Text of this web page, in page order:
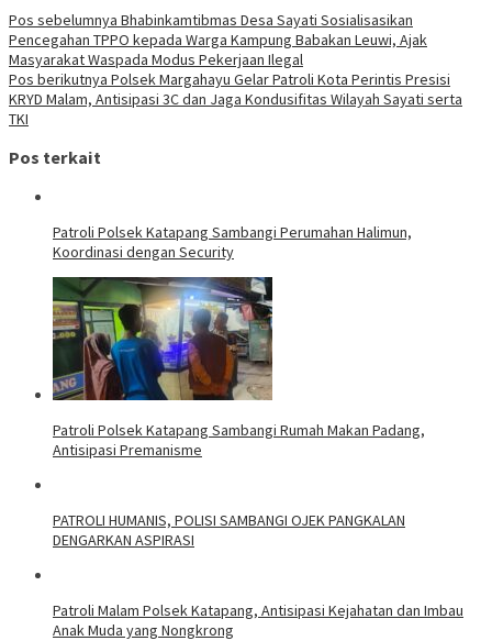
Pos sebelumnya Bhabinkamtibmas Desa Sayati Sosialisasikan
Pencegahan TPPO kepada Warga Kampung Babakan Leuwi, Ajak
Masyarakat Waspada Modus Pekerjaan Ilegal
Pos berikutnya Polsek Margahayu Gelar Patroli Kota Perintis Presisi
KRYD Malam, Antisipasi 3C dan Jaga Kondusifitas Wilayah Sayati serta
TKI
Pos terkait
‎Patroli Polsek Katapang Sambangi Perumahan Halimun,
Koordinasi dengan Security
‎Patroli Polsek Katapang Sambangi Rumah Makan Padang,
Antisipasi Premanisme
‎PATROLI HUMANIS, POLISI SAMBANGI OJEK PANGKALAN
DENGARKAN ASPIRASI
‎Patroli Malam Polsek Katapang, Antisipasi Kejahatan dan Imbau
Anak Muda yang Nongkrong